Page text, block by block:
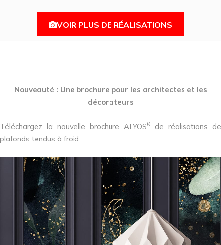
VOIR PLUS DE RÉALISATIONS
Nouveauté : Une brochure pour les architectes et les
décorateurs
Téléchargez la nouvelle brochure ALYOS®
de réalisations de
plafonds tendus à froid